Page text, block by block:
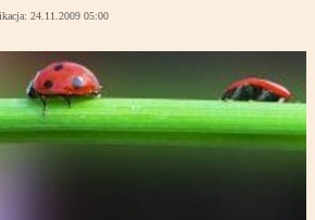
24.11.2009 05:00